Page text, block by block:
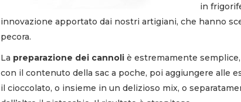
in
innovazione apportato dai nostri artigiani, che hanno
pecora.
La preparazione dei cannoli è estremamente
con il contenuto della sac a poche, poi aggiungere alle
il cioccolato, o insieme in un delizioso mix, o